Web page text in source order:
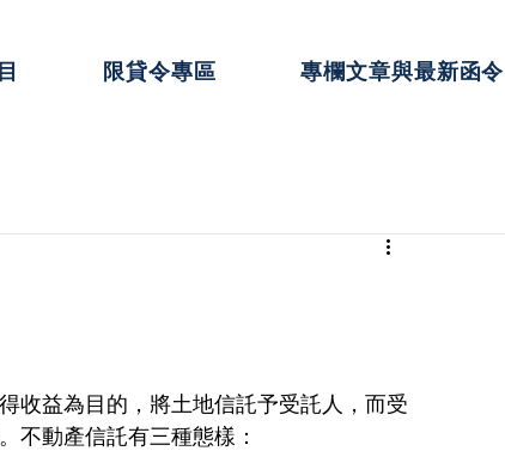
限貸令專區 專欄文章與最新函令
收益為目的，將土地信託予受託人，而受
不動產信託有三種態樣：